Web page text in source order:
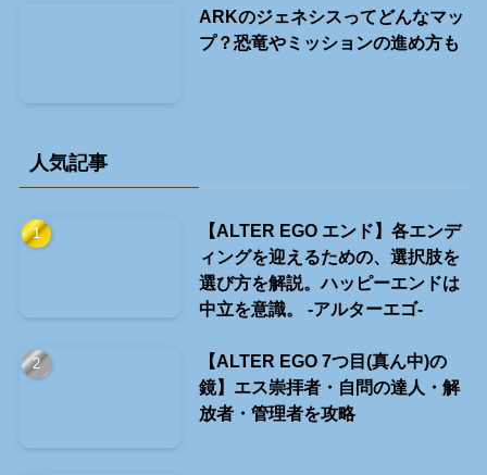
ARKのジェネシスってどんなマッ
プ？恐竜やミッションの進め方も
人気記事
【ALTER EGO エンド】各エンデ
ィングを迎えるための、選択肢を
選び方を解説。ハッピーエンドは
中立を意識。 -アルターエゴ-
【ALTER EGO 7つ目(真ん中)の
鏡】エス崇拝者・自問の達人・解
放者・管理者を攻略